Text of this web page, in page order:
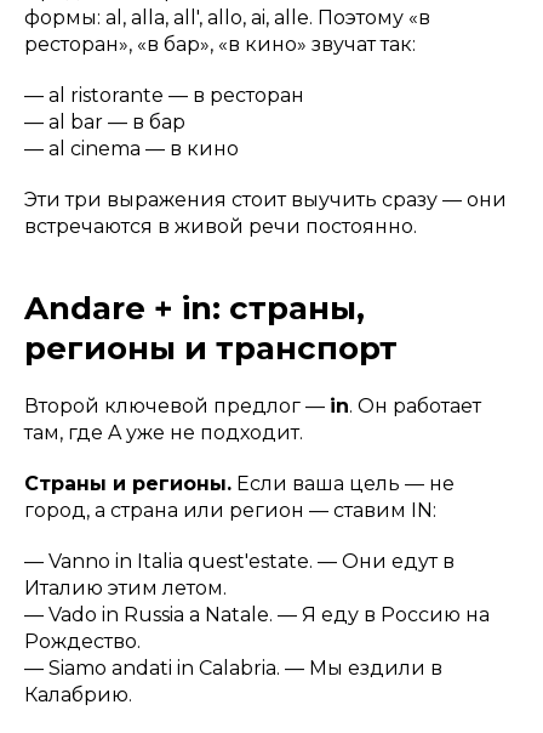
формы: al, alla, all', allo, ai, alle. Поэтому «в
ресторан», «в бар», «в кино» звучат так:
— al ristorante — в ресторан
— al bar — в бар
— al cinema — в кино
Эти три выражения стоит выучить сразу — они
встречаются в живой речи постоянно.
Andare + in: страны,
регионы и транспорт
Второй ключевой предлог — in. Он работает
там, где A уже не подходит.
Страны и регионы. Если ваша цель — не
город, а страна или регион — ставим IN:
— Vanno in Italia quest'estate. — Они едут в
Италию этим летом.
— Vado in Russia a Natale. — Я еду в Россию на
Рождество.
— Siamo andati in Calabria. — Мы ездили в
Калабрию.